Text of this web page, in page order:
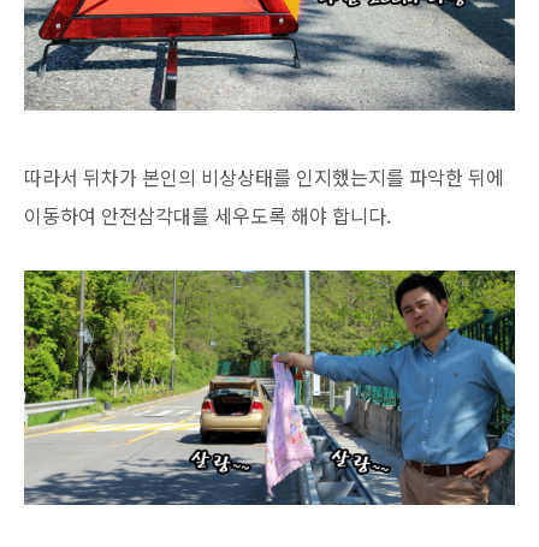
따라서 뒤차가 본인의 비상상태를 인지했는지를 파악한 뒤에
이동하여 안전삼각대를 세우도록 해야 합니다.